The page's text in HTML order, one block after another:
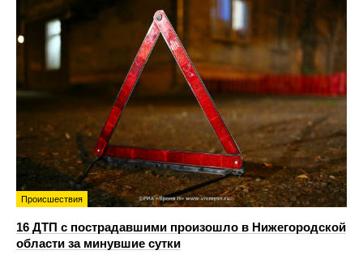
Происшествия
16 ДТП с пострадавшими произошло в Нижегородской
области за минувшие сутки